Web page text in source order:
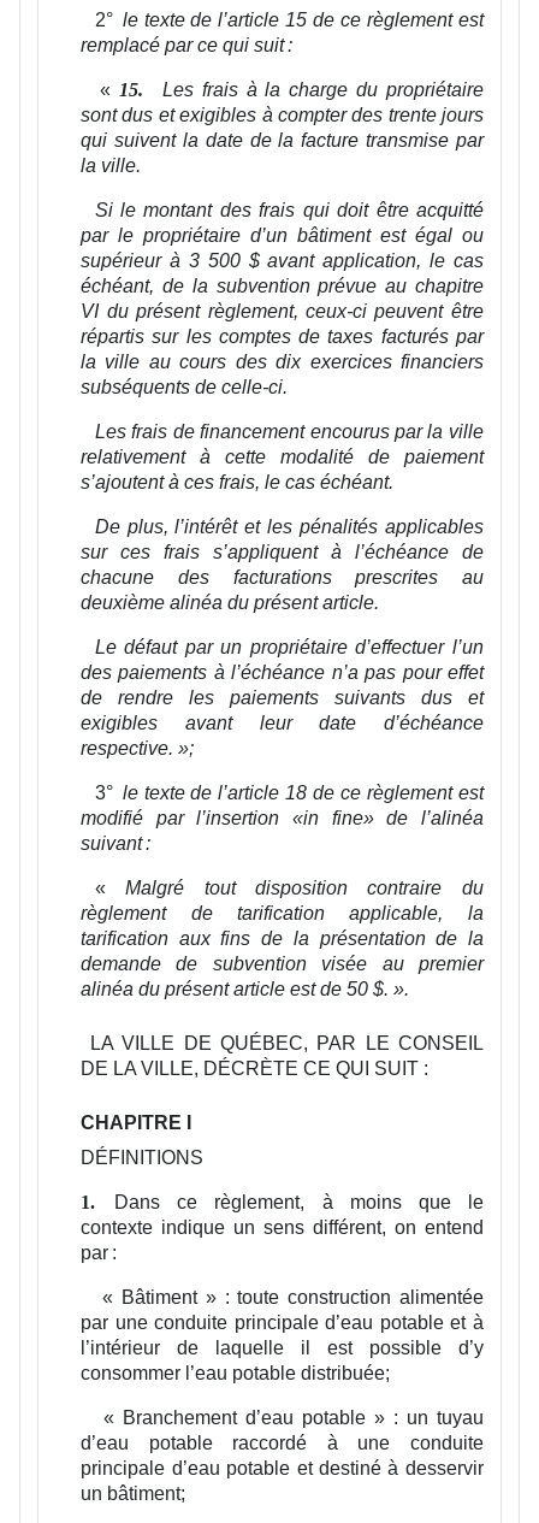
2° le texte de l’article 15 de ce règlement est
remplacé par ce qui suit :
« 15.
Les frais à la charge du propriétaire
sont dus et exigibles à compter des trente jours
qui suivent la date de la facture transmise par
la ville.
Si le montant des frais qui doit être acquitté
par le propriétaire d’un bâtiment est égal ou
supérieur à 3 500 $ avant application, le cas
échéant, de la subvention prévue au chapitre
VI du présent règlement, ceux-ci peuvent être
répartis sur les comptes de taxes facturés par
la ville au cours des dix exercices financiers
subséquents de celle-ci.
Les frais de financement encourus par la ville
relativement à cette modalité de paiement
s’ajoutent à ces frais, le cas échéant.
De plus, l’intérêt et les pénalités applicables
sur ces frais s’appliquent à l’échéance de
chacune des facturations prescrites au
deuxième alinéa du présent article.
Le défaut par un propriétaire d’effectuer l’un
des paiements à l’échéance n’a pas pour effet
de rendre les paiements suivants dus et
exigibles avant leur date d’échéance
respective. »;
3° le texte de l’article 18 de ce règlement est
modifié par l’insertion «in fine» de l’alinéa
suivant :
«Malgré tout disposition contraire du
règlement de tarification applicable, la
tarification aux fins de la présentation de la
demande de subvention visée au premier
alinéa du présent article est de 50 $. ».
LA VILLE DE QUÉBEC, PAR LE CONSEIL
DE LA VILLE, DÉCRÈTE CE QUI SUIT :
CHAPITRE I
DÉFINITIONS
1.
Dans ce règlement, à moins que le
contexte indique un sens différent, on entend
par :
« Bâtiment » :toute construction alimentée
par une conduite principale d’eau potable et à
l’intérieur de laquelle il est possible d’y
consommer l’eau potable distribuée;
« Branchement d’eau potable » : un tuyau
d’eau potable raccordé à une conduite
principale d’eau potable et destiné à desservir
un bâtiment;